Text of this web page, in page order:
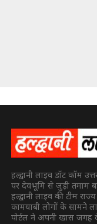
हल्द्वानी लाइव डॉट कॉम
पर देवभूमि से जुड़ी तमाम
हल्द्वानी लाइव की टीम
कामयाबी लोगों के सामने
पोर्टल ने अपनी खास जगह